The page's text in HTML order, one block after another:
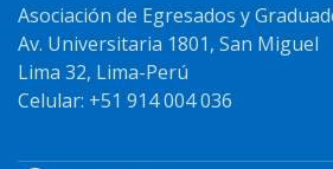
Asociación de Egresados y
Av. Universitaria 1801, San Miguel
Lima 32, Lima-Perú
Celular: +51 914 004 036